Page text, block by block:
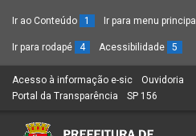
Ir ao Conteúdo 1 Ir para menu principal
Ir para rodapé 4 Acessibilidade 5
Acesso à informação e-sic (Link
para
novo
Ouvidoria
Portal da Transparência (Link
um
SP 156